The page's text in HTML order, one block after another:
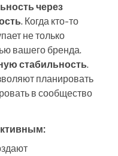
через
. Когда кто-то
не только
вашего бренда.
стабильность.
планировать
в сообщество